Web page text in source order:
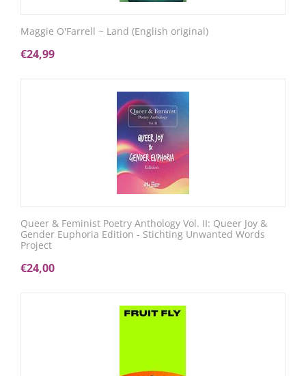
Maggie O'Farrell ~ Land (English original)
€24,99
Queer & Feminist Poetry Anthology Vol. II: Queer Joy &
Gender Euphoria Edition - Stichting Unwanted Words
Project
€24,00